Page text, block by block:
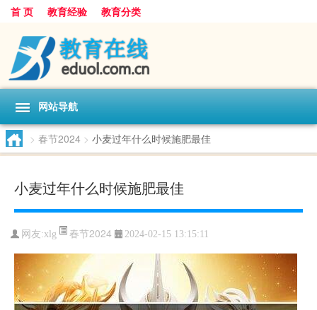
首 页 教育经验 教育分类
网站导航
> 春节2024 > 小麦过年什么时候施肥最佳
小麦过年什么时候施肥最佳
网友:xlg 春节2024 2024-02-15 13:15:11